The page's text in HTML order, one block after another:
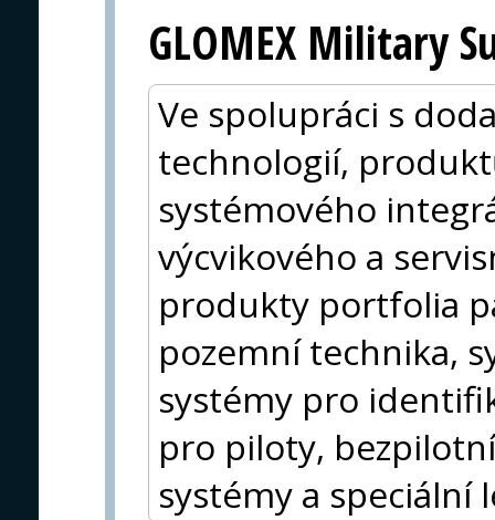
GLOMEX Military
Ve spolupráci s
technologií,
systémového
výcvikového a
produkty portfolia
pozemní technika,
systémy pro
pro piloty,
systémy a speciální